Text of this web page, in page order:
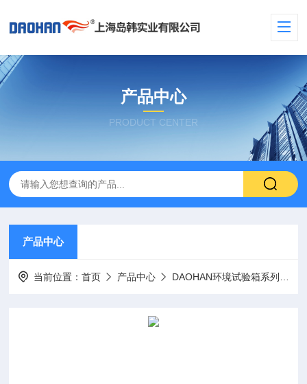
产品中心
PRODUCT CENTER
产品中心
当前位置：首页 产品中心 DAOHAN环境试验箱系列